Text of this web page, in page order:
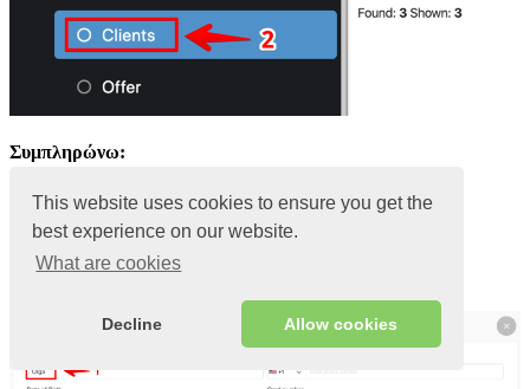
This website uses cookies to ensure you get the
best experience on our website.
What are cookies
Decline Allow cookies
Συμπληρώνω:
Εισαγάγετε το όνομα του πελάτη
Εισαγάγετε τον αριθμό της κάρτας
Επιλέξτε το προεπιλεγμένο Πρόγραμμα αφοσίωσης